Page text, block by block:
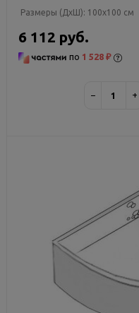
Размеры (ДxШ): 100x100 см
6 112 руб.
по 1 528 ₽
− +